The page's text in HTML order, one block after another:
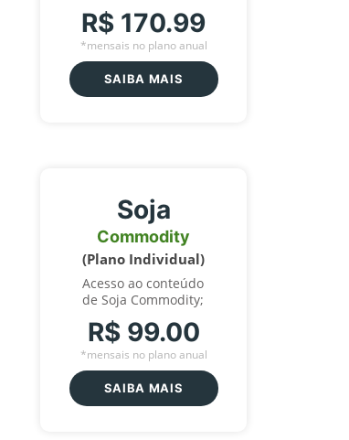
R$ 170.99
*mensais no plano anual
SAIBA MAIS
Soja
Commodity
(Plano Individual)
Acesso ao conteúdo
de Soja Commodity;
R$ 99.00
*mensais no plano anual
SAIBA MAIS